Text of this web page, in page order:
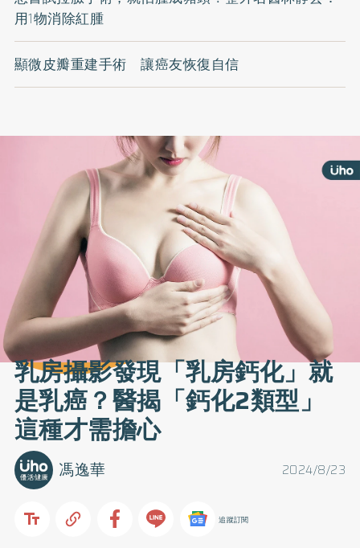
用1物消除紅腫
顯微皮瓣重建手術 讓癌友恢復自信
乳房攝影發現「乳房鈣化」就
是乳癌？醫揭「鈣化2類型」
這種才需擔心
2024/8/23
馮逸華
追蹤訂閱